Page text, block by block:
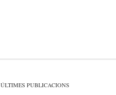
ÚLTIMES PUBLICACIONS